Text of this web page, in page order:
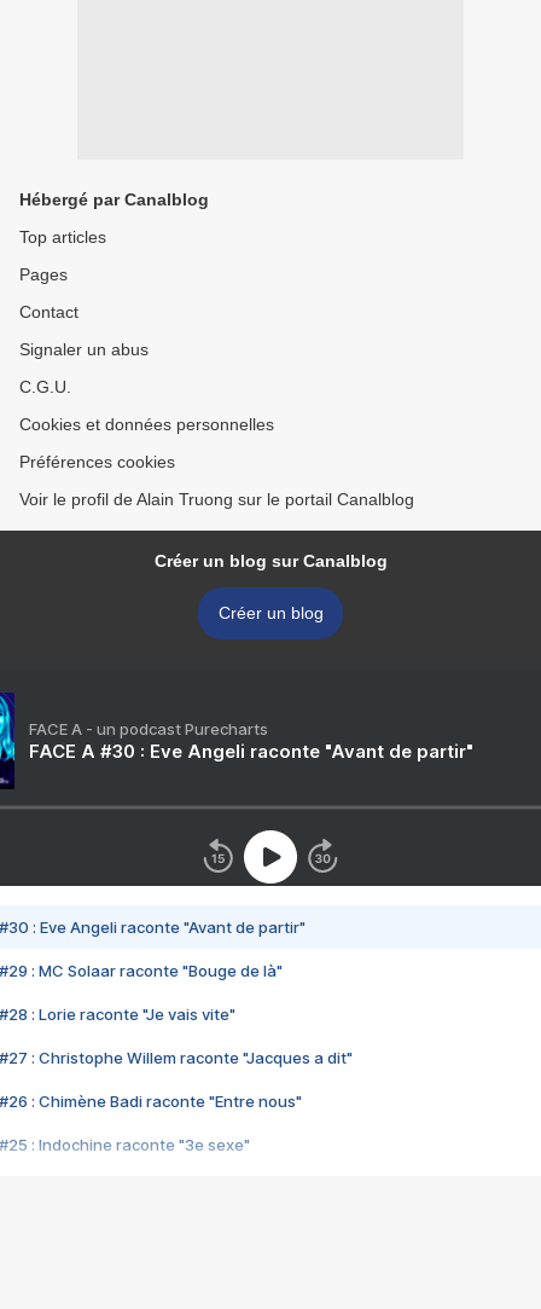
Hébergé par Canalblog
Top articles
Pages
Contact
Signaler un abus
C.G.U.
Cookies et données personnelles
Préférences cookies
Voir le profil de Alain Truong sur le portail Canalblog
Créer un blog sur Canalblog
Créer un blog
FACE A - un podcast Purecharts
FACE A #30 : Eve Angeli raconte "Avant de partir"
#30 : Eve Angeli raconte "Avant de partir"
#29 : MC Solaar raconte "Bouge de là"
#28 : Lorie raconte "Je vais vite"
#27 : Christophe Willem raconte "Jacques a dit"
#26 : Chimène Badi raconte "Entre nous"
#25 : Indochine raconte "3e sexe"